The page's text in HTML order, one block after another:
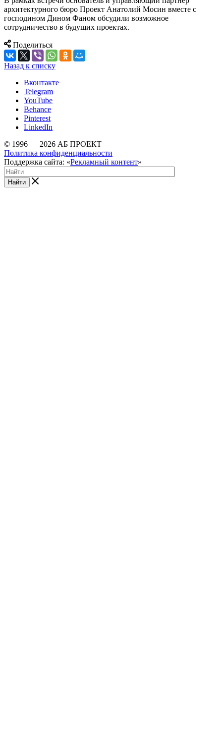
архитектурного бюро Проект Анатолий Мосин вместе с
господином Дином Фаном обсудили возможное
сотрудничество в будущих проектах.
Поделиться
Назад к списку
Вконтакте
Telegram
YouTube
Behance
Pinterest
LinkedIn
© 1996 — 2026 АБ ПРОЕКТ
Политика конфиденциальности
Поддержка сайта: «Рекламный контент»
Найти